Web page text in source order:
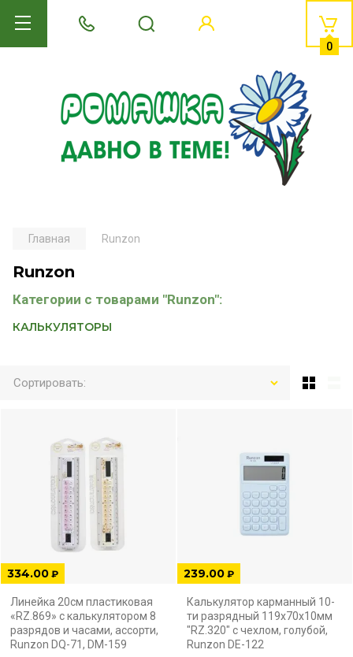
0
Главная Runzon
Runzon
Категории с товарами "Runzon":
КАЛЬКУЛЯТОРЫ
Сортировать:
334.00 ₽
Линейка 20см пластиковая
«RZ.869» с калькулятором 8
разрядов и часами, ассорти,
Runzon DQ-71, DM-159
239.00 ₽
Калькулятор карманный 10-
ти разрядный 119x70х10мм
"RZ.320" с чехлом, голубой,
Runzon DE-122